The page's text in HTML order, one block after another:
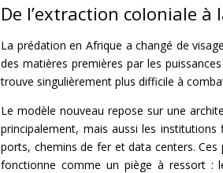
De l’extraction coloniale
La prédation en Afrique a changé de
des matières premières par les
trouve singulièrement plus difficile à
Le modèle nouveau repose sur une
principalement, mais aussi les
ports, chemins de fer et data centers.
fonctionne comme un piège à ressort :